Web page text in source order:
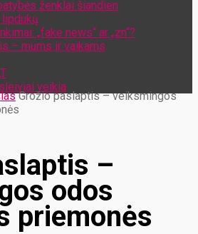
ženklai šiandien
„fake news“ ar „zn“?
– mums ir vaikams
veikia
Grožio paslaptis – veiksmingos
–
odos
priemonės